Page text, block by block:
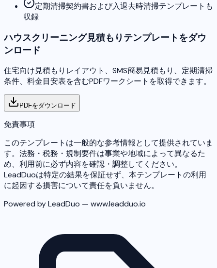
定期清掃契約書および入退去時清掃テンプレートも
収録
ハウスクリーニング見積もりテンプレートをダウ
ンロード
住宅向け見積もりレイアウト、SMS簡易見積もり、定期清掃
条件、料金目安表を含むPDFワークシートを取得できます。
PDFをダウンロード
免責事項
このテンプレートは一般的な参考情報として提供されていま
す。法務・税務・規制要件は事業や地域によって異なるた
め、利用前に必ず内容を確認・調整してください。
LeadDuoは特定の結果を保証せず、本テンプレートの利用
に起因する損害について責任を負いません。
Powered by LeadDuo — www.leadduo.io